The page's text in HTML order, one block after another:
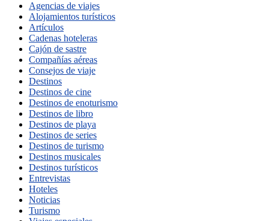
Agencias de viajes
Alojamientos turísticos
Artículos
Cadenas hoteleras
Cajón de sastre
Compañías aéreas
Consejos de viaje
Destinos
Destinos de cine
Destinos de enoturismo
Destinos de libro
Destinos de playa
Destinos de series
Destinos de turismo
Destinos musicales
Destinos turísticos
Entrevistas
Hoteles
Noticias
Turismo